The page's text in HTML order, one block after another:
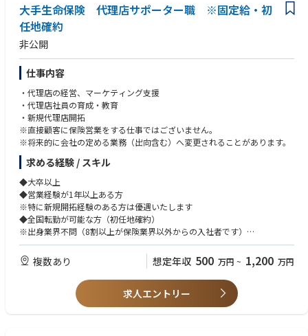
社 水戸推進課」
神栖市大野原３丁目２－１０ パレスビルⅢ ２０２号室「茨城ＴＫＣ企
業保険支社 鹿島推進課」
長岡市今朝白１－８－１８ 長岡センタービル２階「新潟ＴＫＣ企業保険
支社 長岡推進課」
埼玉県さいたま市大宮区桜木町４－３３３－１３ 大同生命さいたま大宮ビ
ル３階「東日本税理士推進支社」
宇都宮市大通４－１－１８ 宇都宮大同生命ビル４階「東日本税理士推進
支社北関東信越税理士推進営業部 宇都宮推進課」
【北陸地区(金沢、富山)】
金沢市南町４番６０号 金沢大同生命ビル９階「金沢支社北陸税理士共済
営業部 金沢推進課」※税理士代理店担当
富山市本町９－１０ ＹＳＧ富山センタービル５階「金沢支社北陸税理士
共済営業部 富山推進課」※税理士代理店担当
富山市本町９－１０ ＹＳＧ富山センタービル５階「北陸ＴＫＣ企業保険
支社 富山推進課」
【東海地区】
岡崎市明大寺町字菩提円１３－２ 大同生命岡崎ビル２階「東海税理士共
済支社 西三河推進課」
豊橋市白河町６１ タ－ミナル・プラザ４階「東海税理士共済支社 東三
静岡県浜松市中央区元城町２１６－１８ 浜松大同生命ビル８階「東海税
理士共済支社 浜松推進課」
・事業収支の検討からスキーム構築まで、一連のプロセスに関わること
で、不動産と金融の両面における専門性を高めていくことができます。
・柔軟な働き方を尊重しており、長期的な視点でキャリア形成に取り組め
る環境です。
【組織構成】
組織の構成（人数、中途比率など）
・人数：18 人（2026 年4 月1 日現在）
・中途比率：50%以上
大手生命保険 代理店サポーター職 ※固定給・初
任地確約
非公開
仕事内容
・代理店の経営、マーケティング支援
・代理店社員の育成・教育
・新規代理店開拓
※直接顧客に保険営業をする仕事ではございません。
※将来的に会社の定める業務（出向含む）へ変更されることがあります。
求める経験 / スキル
◆大卒以上
◆営業経験が1年以上ある方
※特に新規開拓経験のある方は優遇いたします
◆全国転勤が可能な方（初任地確約）
※出身業界不問（8割以上が保険業界以外からの入社者です）
※運転免許必須
複数あり 想定年収 500 万円 ~ 1,200 万円
求人エントリー